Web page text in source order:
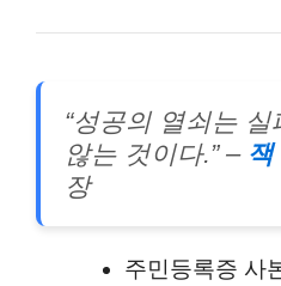
“성공의 열쇠는
않는 것이다.” – 잭
장
주민등록증 사